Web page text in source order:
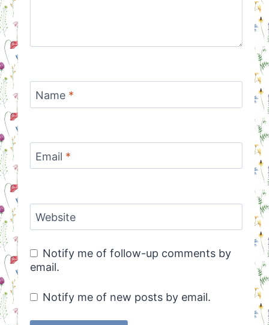
Name *
Email *
Website
Notify me of follow-up comments by
email.
Notify me of new posts by email.